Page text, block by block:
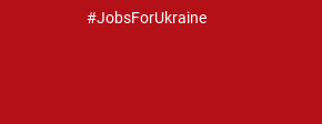
#JobsForUkraine